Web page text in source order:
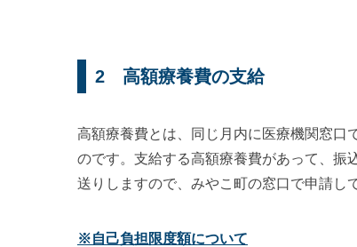
2 高額療養費の支給
高額療養費とは、同じ月内に医療機関窓
のです。支給する高額療養費があって、振
送りしますので、みやこ町の窓口で申請し
※自己負担限度額について